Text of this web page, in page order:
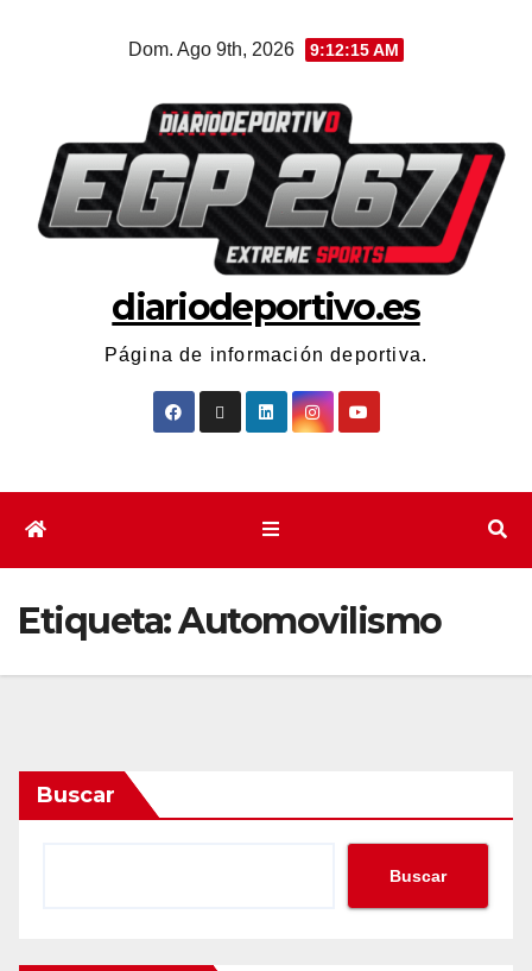
Dom. Ago 9th, 2026 9:12:15 AM
diariodeportivo.es
Página de información deportiva.
Etiqueta:Automovilismo
Buscar
Buscar